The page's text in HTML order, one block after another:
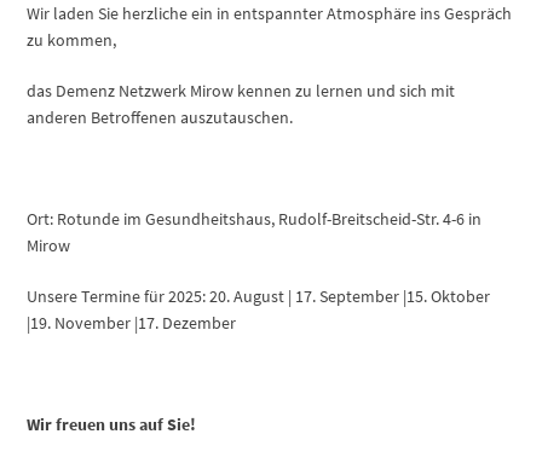
Wir laden Sie herzliche ein in entspannter Atmosphäre ins Gespräch
zu kommen,
das Demenz Netzwerk Mirow kennen zu lernen und sich mit
anderen Betroffenen auszutauschen.
Ort: Rotunde im Gesundheitshaus, Rudolf-Breitscheid-Str. 4-6 in
Mirow
Unsere Termine für 2025: 20. August | 17. September |15. Oktober
|19. November |17. Dezember
Wir freuen uns auf Sie!